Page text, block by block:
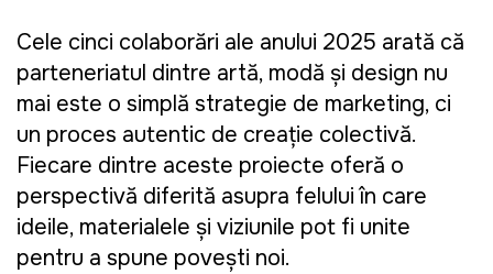
Cele cinci colaborări ale anului 2025 arată că
parteneriatul dintre artă, modă și design nu
mai este o simplă strategie de marketing, ci
un proces autentic de creație colectivă.
Fiecare dintre aceste proiecte oferă o
perspectivă diferită asupra felului în care
ideile, materialele și viziunile pot fi unite
pentru a spune povești noi.